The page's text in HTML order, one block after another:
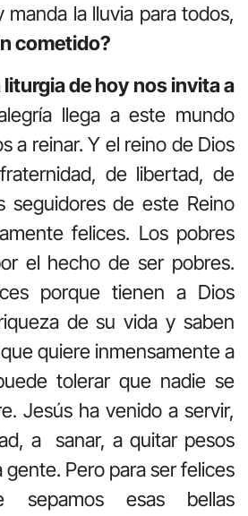
manda la lluvia para todos,
cometido?
de hoy nos invita a
llega a este mundo
a reinar. Y el reino de Dios
de libertad, de
seguidores de este Reino
felices. Los pobres
el hecho de ser pobres.
porque tienen a Dios
de su vida y saben
quiere inmensamente a
tolerar que nadie se
Jesús ha venido a servir,
a sanar, a quitar pesos
Pero para ser felices
sepamos esas bellas